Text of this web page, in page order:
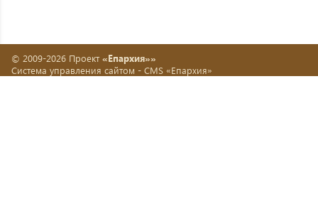
© 2009-2026 Проект «Епархия»»
Система управления сайтом - CMS «Епархия»